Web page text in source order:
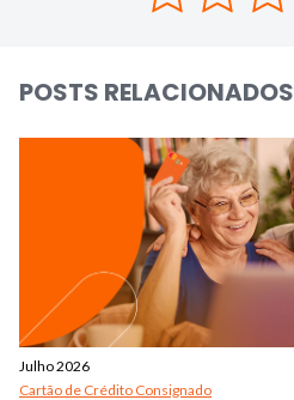
POSTS RELACIONADOS
Julho 2026
Cartão de Crédito Consignado